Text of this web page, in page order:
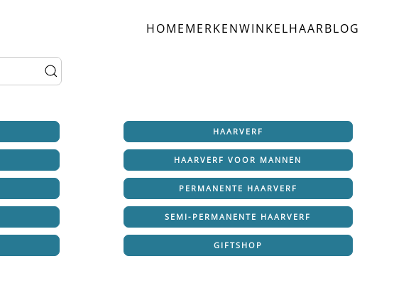
HOMEMERKENWINKELHAARBLOG
HAARVERF
HAARVERF VOOR MANNEN
PERMANENTE HAARVERF
SEMI-PERMANENTE HAARVERF
GIFTSHOP